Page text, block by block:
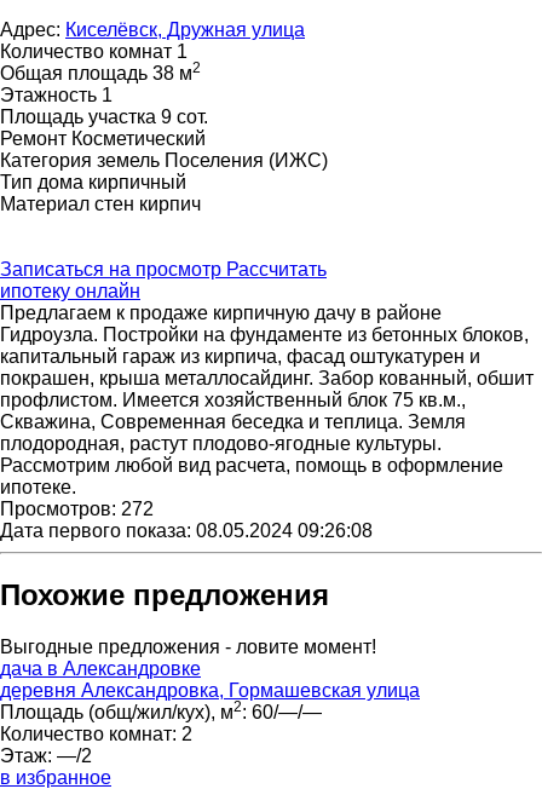
Адрес: Киселёвск, Дружная улица
Количество комнат 1
Общая площадь 38 м2
Этажность 1
Площадь участка 9 сот.
Ремонт Косметический
Категория земель Поселения (ИЖС)
Тип дома кирпичный
Материал стен кирпич
Записаться на просмотр Рассчитать
ипотеку онлайн
Предлагаем к продаже кирпичную дачу в районе
Гидроузла. Постройки на фундаменте из бетонных блоков,
капитальный гараж из кирпича, фасад оштукатурен и
покрашен, крыша металлосайдинг. Забор кованный, обшит
профлистом. Имеется хозяйственный блок 75 кв.м.,
Скважина, Современная беседка и теплица. Земля
плодородная, растут плодово-ягодные культуры.
Рассмотрим любой вид расчета, помощь в оформление
ипотеке.
Просмотров: 272
Дата первого показа: 08.05.2024 09:26:08
Похожие предложения
Выгодные предложения - ловите момент!
дача в Александровке
деревня Александровка, Гормашевская улица
Площадь (общ/жил/кух), м2: 60/—/—
Количество комнат: 2
Этаж: —/2
в избранное